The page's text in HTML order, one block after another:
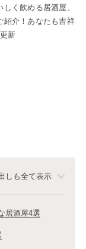
く飲める居酒屋、
紹介！あなたも吉祥
新
しも全て表示
居酒屋4選